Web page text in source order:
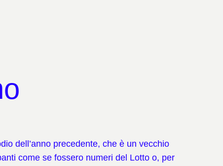
dell’anno precedente, che è un vecchio
come se fossero numeri del Lotto o, per